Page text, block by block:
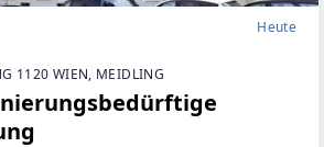
Heute
1120 WIEN, MEIDLING